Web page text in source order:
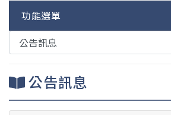
功能選單
公告訊息